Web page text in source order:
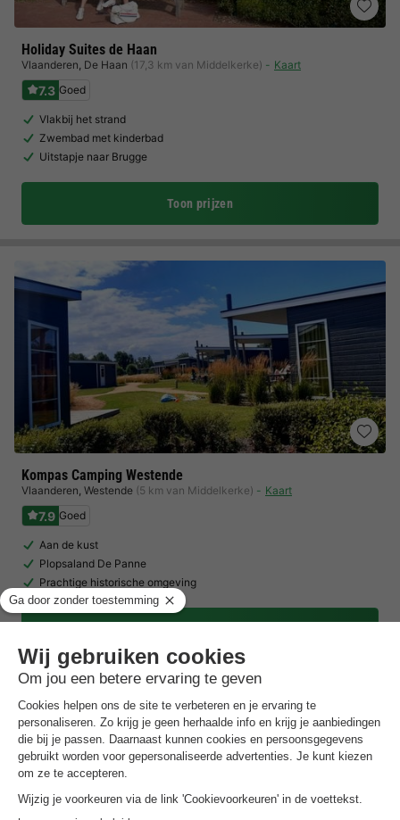
Holiday Suites de Haan
Vlaanderen, De Haan (17,3 km van Middelkerke) Kaart
7.3 Goed
Vlakbij het strand
Zwembad met kinderbad
Uitstapje naar Brugge
Toon prijzen
Kompas Camping Westende
Vlaanderen, Westende (5 km van Middelkerke) Kaart
7.9 Goed
Aan de kust
Plopsaland De Panne
Prachtige historische omgeving